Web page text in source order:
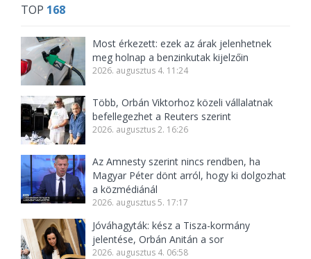
TOP 168
Most érkezett: ezek az árak jelenhetnek
meg holnap a benzinkutak kijelzőin
2026. augusztus 4. 11:24
Több, Orbán Viktorhoz közeli vállalatnak
befellegezhet a Reuters szerint
2026. augusztus 2. 16:26
Az Amnesty szerint nincs rendben, ha
Magyar Péter dönt arról, hogy ki dolgozhat
a közmédiánál
2026. augusztus 5. 17:17
Jóváhagyták: kész a Tisza-kormány
jelentése, Orbán Anitán a sor
2026. augusztus 4. 06:58